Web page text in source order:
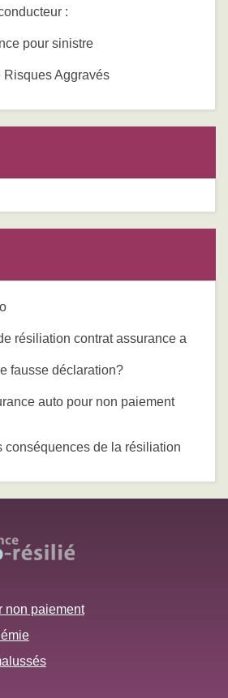
:
pour sinistre
Risques Aggravés
résiliation contrat assurance a
fausse déclaration?
auto pour non paiement
conséquences de la résiliation
non paiement